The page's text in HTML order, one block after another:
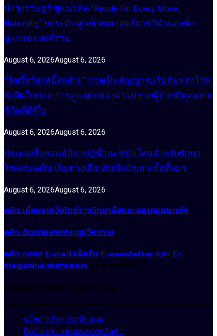
บำรุงราษฎร์ ชูแนวคิด “Ready for Every Move,
Naturally” ยกระดับศูนย์เวชศาสตร์การกีฬาและข้อ
ดูแลแบบองค์รวม
August 6, 2026August 6, 2026
“ไอเรื้อรัง เหนื่อยง่าย” อาจเป็นสัญญาณเริ่มต้นของโรค
พังผืดในปอด การดูแลแบบองค์รวมช่วยผู้ป่วยมีคุณภาพ
ชีวิตที่ดีขึ้น
August 6, 2026August 6, 2026
ประเทศไทยอนุมัติยาปฏิชีวนะชนิดใหม่สำหรับรักษา
โรคหนองใน เพิ่มทางเลือกรับมือปัญหาเชื้อดื้อยา
August 6, 2026August 6, 2026
คลิก เยี่ยมชมเว็บไซต์ราชวิทยาลัยและสมาคมแพทย์ฯ
คลิก ติดตามงานประชุมวิชาการ
คลิก กรอก E-mail เพื่อรับ E-newsletter และ E-
magazine เฉพาะสาขา (เฉพาะแพทย์)
สนับสนุนการจัดทำ CIMjournal
นโยบายรับการสนับสนุน
ติดต่อเรา - สนับสนุนการจัดทำ